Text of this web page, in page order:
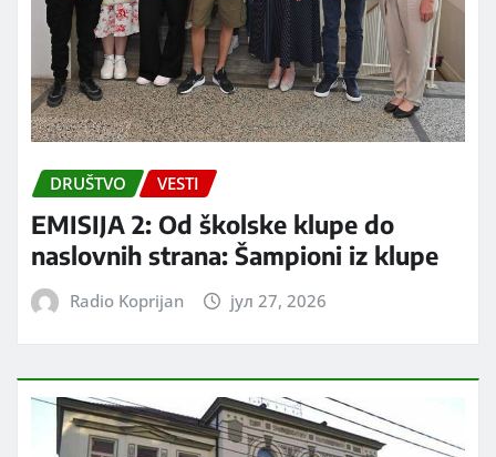
DRUŠTVO VESTI
EMISIJA 2: Od školske klupe do
naslovnih strana: Šampioni iz klupe
Radio Koprijan јул 27, 2026